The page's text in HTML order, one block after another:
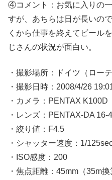
④コメント：お気に入りの
すが、あちらは日が長いの
くから仕事を終えてビール
じさんの状況が面白い。
・撮影場所：ドイツ（ロー
・撮影日時：2008/4/26
・カメラ：PENTAX K100D
・レンズ：PENTAX-DA 16-
・絞り値：F4.5
・シャッター速度：1/
・ISO感度：200
・焦点距離：45mm（35m